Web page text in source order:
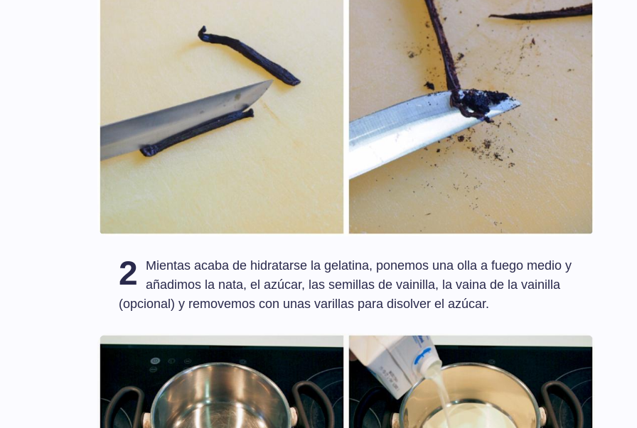
2
Mientas acaba de hidratarse la gelatina, ponemos una olla a fuego medio y
añadimos la nata, el azúcar, las semillas de vainilla, la vaina de la vainilla
(opcional) y removemos con unas varillas para disolver el azúcar.